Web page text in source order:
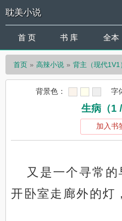
耽美小说
首 页 书 库 全本
首页 高辣小说 背主（现代1V1
背景色： 字
生病（1 /
加入书
又是一个寻常
开卧室走廊外的灯